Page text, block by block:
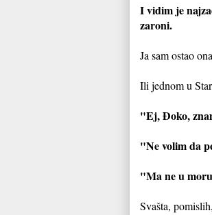
I vidim je
zaroni.
Ja sam ostao
Ili jednom u
"Ej, Đoko,
"Ne volim da
"Ma ne u
Svašta,